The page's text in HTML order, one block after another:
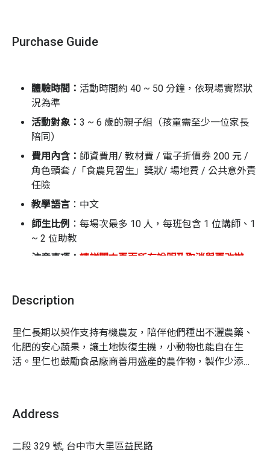
單元 3 吃菜救地球 | 這樣幫地球降溫最簡單
單元 4 食物小旅行 | 蔬果，請不要搭飛機！
單元 5 惜食的魔法 | 發揮不浪費的超能力！
每個單元透過【角色扮演】、【故事互動】、【學習
任務】與【門市導覽】，幫助孩子培養食農素養，建
立關懷地球的視野！
活動流程（課程時間約 40 ~ 50 分鐘，依現場情況而定）
暖身開場 | 戴上角色頭套，故事要開始囉
故事互動 | 邊聽邊玩，互動中學習食農
常見問題
Q1｜我家小朋友不是 3 ~ 6 歲，能報名這場活動嗎？
本活動專為 3 ~ 6 歲兒童設計。本單元會針對 7 ~ 10 歲、
請家長在報到時，打開手機中「里仁水滴會員 APP 」依現
一張電子折價券。如：訂購一大一小親子組＋單人組，則
Purchase Guide
體驗時間： 活動時間約 40 ~ 50 分鐘，依現場實際狀
況為準
活動對象： 3 ~ 6 歲的親子組（孩童需至少一位家長
陪同）
費用內含： 師資費用/ 教材費 / 電子折價券 200 元 /
角色頭套 /「食農見習生」獎狀/ 場地費 / 公共意外責
任險
教學語言 ： 中文
師生比例 ： 每場次最多 10 人，每班包含 1 位講師、1
~ 2 位助教
注意事項： 請詳閱本頁面所有說明及取消與更改辦
2.報名完成後，請盡速填寫參加者資料
過教學過程
4.里仁電子折價券將於活動報到時，透過「里仁水滴
會員 APP」發放
6.課程進行過程會拍照或錄影作為後續活動推廣使
寵物相關：不開放寵物進入
Description
里仁長期以契作支持有機農友，陪伴他們種出不灑農藥、
化肥的安心蔬果，讓土地恢復生機，小動物也能自在生
活。里仁也鼓勵食品廠商善用盛產的農作物，製作少添加
Address
二段 329 號, 台中市大里區益民路